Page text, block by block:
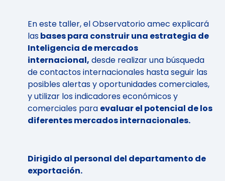
En este taller, el Observatorio amec explicará
lasbases para construir una estrategia de
Inteligencia de mercados
internacional, desde realizar una búsqueda
de contactos internacionales hasta seguir las
posibles alertas y oportunidades comerciales,
y utilizar los indicadores económicos y
comerciales para evaluar el potencial de los
diferentes mercados internacionales.
Dirigido al personal del departamento de
exportación.